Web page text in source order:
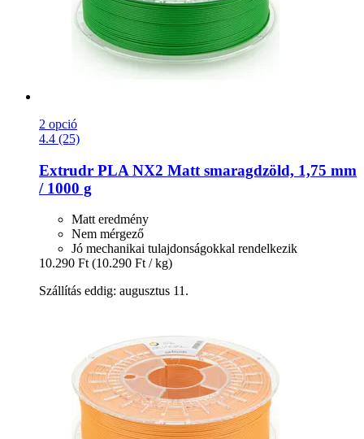
2 opció
4.4 (25)
Extrudr PLA NX2 Matt smaragdzöld, 1,75 mm
/ 1000 g
Matt eredmény
Nem mérgező
Jó mechanikai tulajdonságokkal rendelkezik
10.290 Ft (10.290 Ft / kg)
Szállítás eddig: augusztus 11.